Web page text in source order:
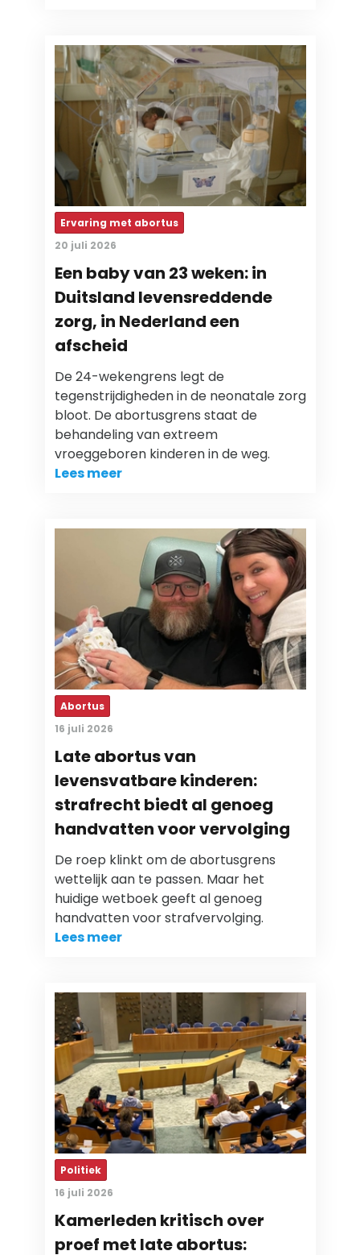
Ervaring met abortus
20 juli 2026
Een baby van 23 weken: in
Duitsland levensreddende
zorg, in Nederland een
afscheid
De 24-wekengrens legt de
tegenstrijdigheden in de neonatale zorg
bloot. De abortusgrens staat de
behandeling van extreem
vroeggeboren kinderen in de weg.
Lees meer
Abortus
16 juli 2026
Late abortus van
levensvatbare kinderen:
strafrecht biedt al genoeg
handvatten voor vervolging
De roep klinkt om de abortusgrens
wettelijk aan te passen. Maar het
huidige wetboek geeft al genoeg
handvatten voor strafvervolging.
Lees meer
Politiek
16 juli 2026
Kamerleden kritisch over
proef met late abortus: